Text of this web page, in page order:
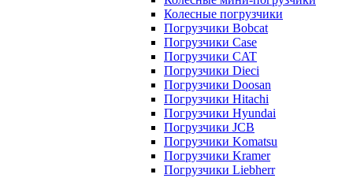
Колесные погрузчики
Погрузчики Bobcat
Погрузчики Case
Погрузчики CAT
Погрузчики Dieci
Погрузчики Doosan
Погрузчики Hitachi
Погрузчики Hyundai
Погрузчики JCB
Погрузчики Komatsu
Погрузчики Kramer
Погрузчики Liebherr